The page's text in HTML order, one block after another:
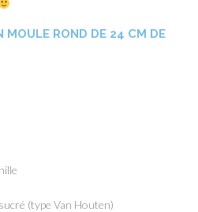
MOULE ROND DE 24 CM DE
(type Van Houten)